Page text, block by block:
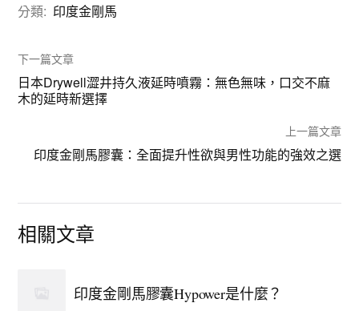
分類: 印度金剛馬
下一篇文章
日本Drywell澀井持久液延時噴霧：無色無味，口交不麻
木的延時新選擇
上一篇文章
印度金剛馬膠囊：全面提升性欲與男性功能的強效之選
相關文章
印度金剛馬膠囊Hypower是什麼？